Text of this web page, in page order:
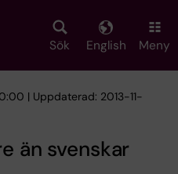
Sök English Meny
| Uppdaterad: 2013-11-
än svenskar